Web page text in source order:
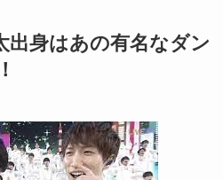
出身はあの有名なダン